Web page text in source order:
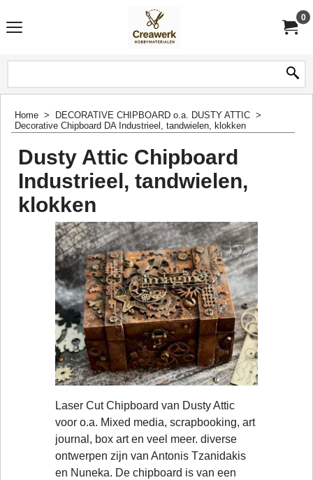
0
Home > DECORATIVE CHIPBOARD o.a. DUSTY ATTIC >
Decorative Chipboard DA Industrieel, tandwielen, klokken
Dusty Attic Chipboard
Industrieel, tandwielen,
klokken
Laser Cut Chipboard van Dusty Attic
voor o.a. Mixed media, scrapbooking, art
journal, box art en veel meer. diverse
ontwerpen zijn van Antonis Tzanidakis
en Nuneka. De chipboard is van een